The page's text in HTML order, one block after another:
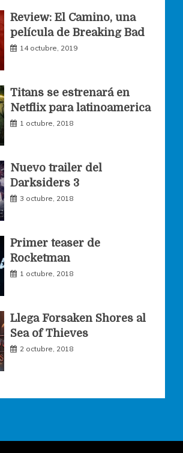
t
a
g
m
t
t
r
Review: El Camino, una
película de Breaking Bad
14 octubre, 2019
Titans se estrenará en
Netflix para latinoamerica
1 octubre, 2018
Nuevo trailer del
Darksiders 3
3 octubre, 2018
Primer teaser de
Rocketman
1 octubre, 2018
Llega Forsaken Shores al
Sea of Thieves
2 octubre, 2018